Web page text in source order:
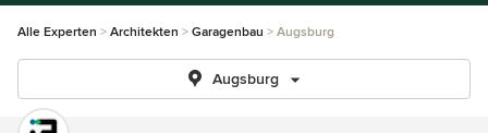
Alle Experten Architekten Garagenbau Augsburg
Augsburg